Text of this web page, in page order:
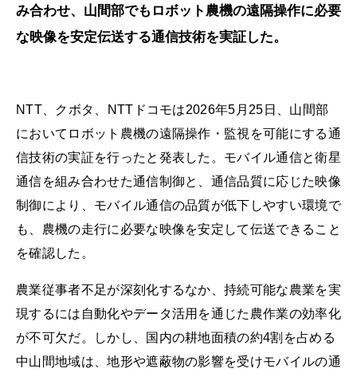
み合わせ、山間部でもロボット農機の遠隔操作に必要
な映像を安定伝送する通信技術を実証した。
NTT、クボタ、NTTドコモは2026年5月25日、山間部
においてロボット農機の遠隔操作・監視を可能にする通
信技術の実証を行ったと発表した。モバイル通信と衛星
通信を組み合わせた通信制御と、通信品質に応じた映像
制御により、モバイル通信の品質が低下しやすい環境で
も、農機の走行に必要な映像を安定して伝送できること
を確認した。
農業従事者不足が深刻化するなか、持続可能な農業を実
現するには自動化やデータ活用を通じた農作業の効率化
が不可欠だ。しかし、国内の耕地面積の約4割を占める
中山間地域は、地形や遮蔽物の影響を受けモバイルの通